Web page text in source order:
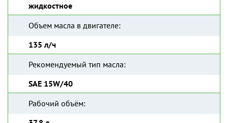
жидкостное
Объем масла в двигателе:
135 л/ч
Рекомендуемый тип масла:
SAE 15W/40
Рабочий объём: